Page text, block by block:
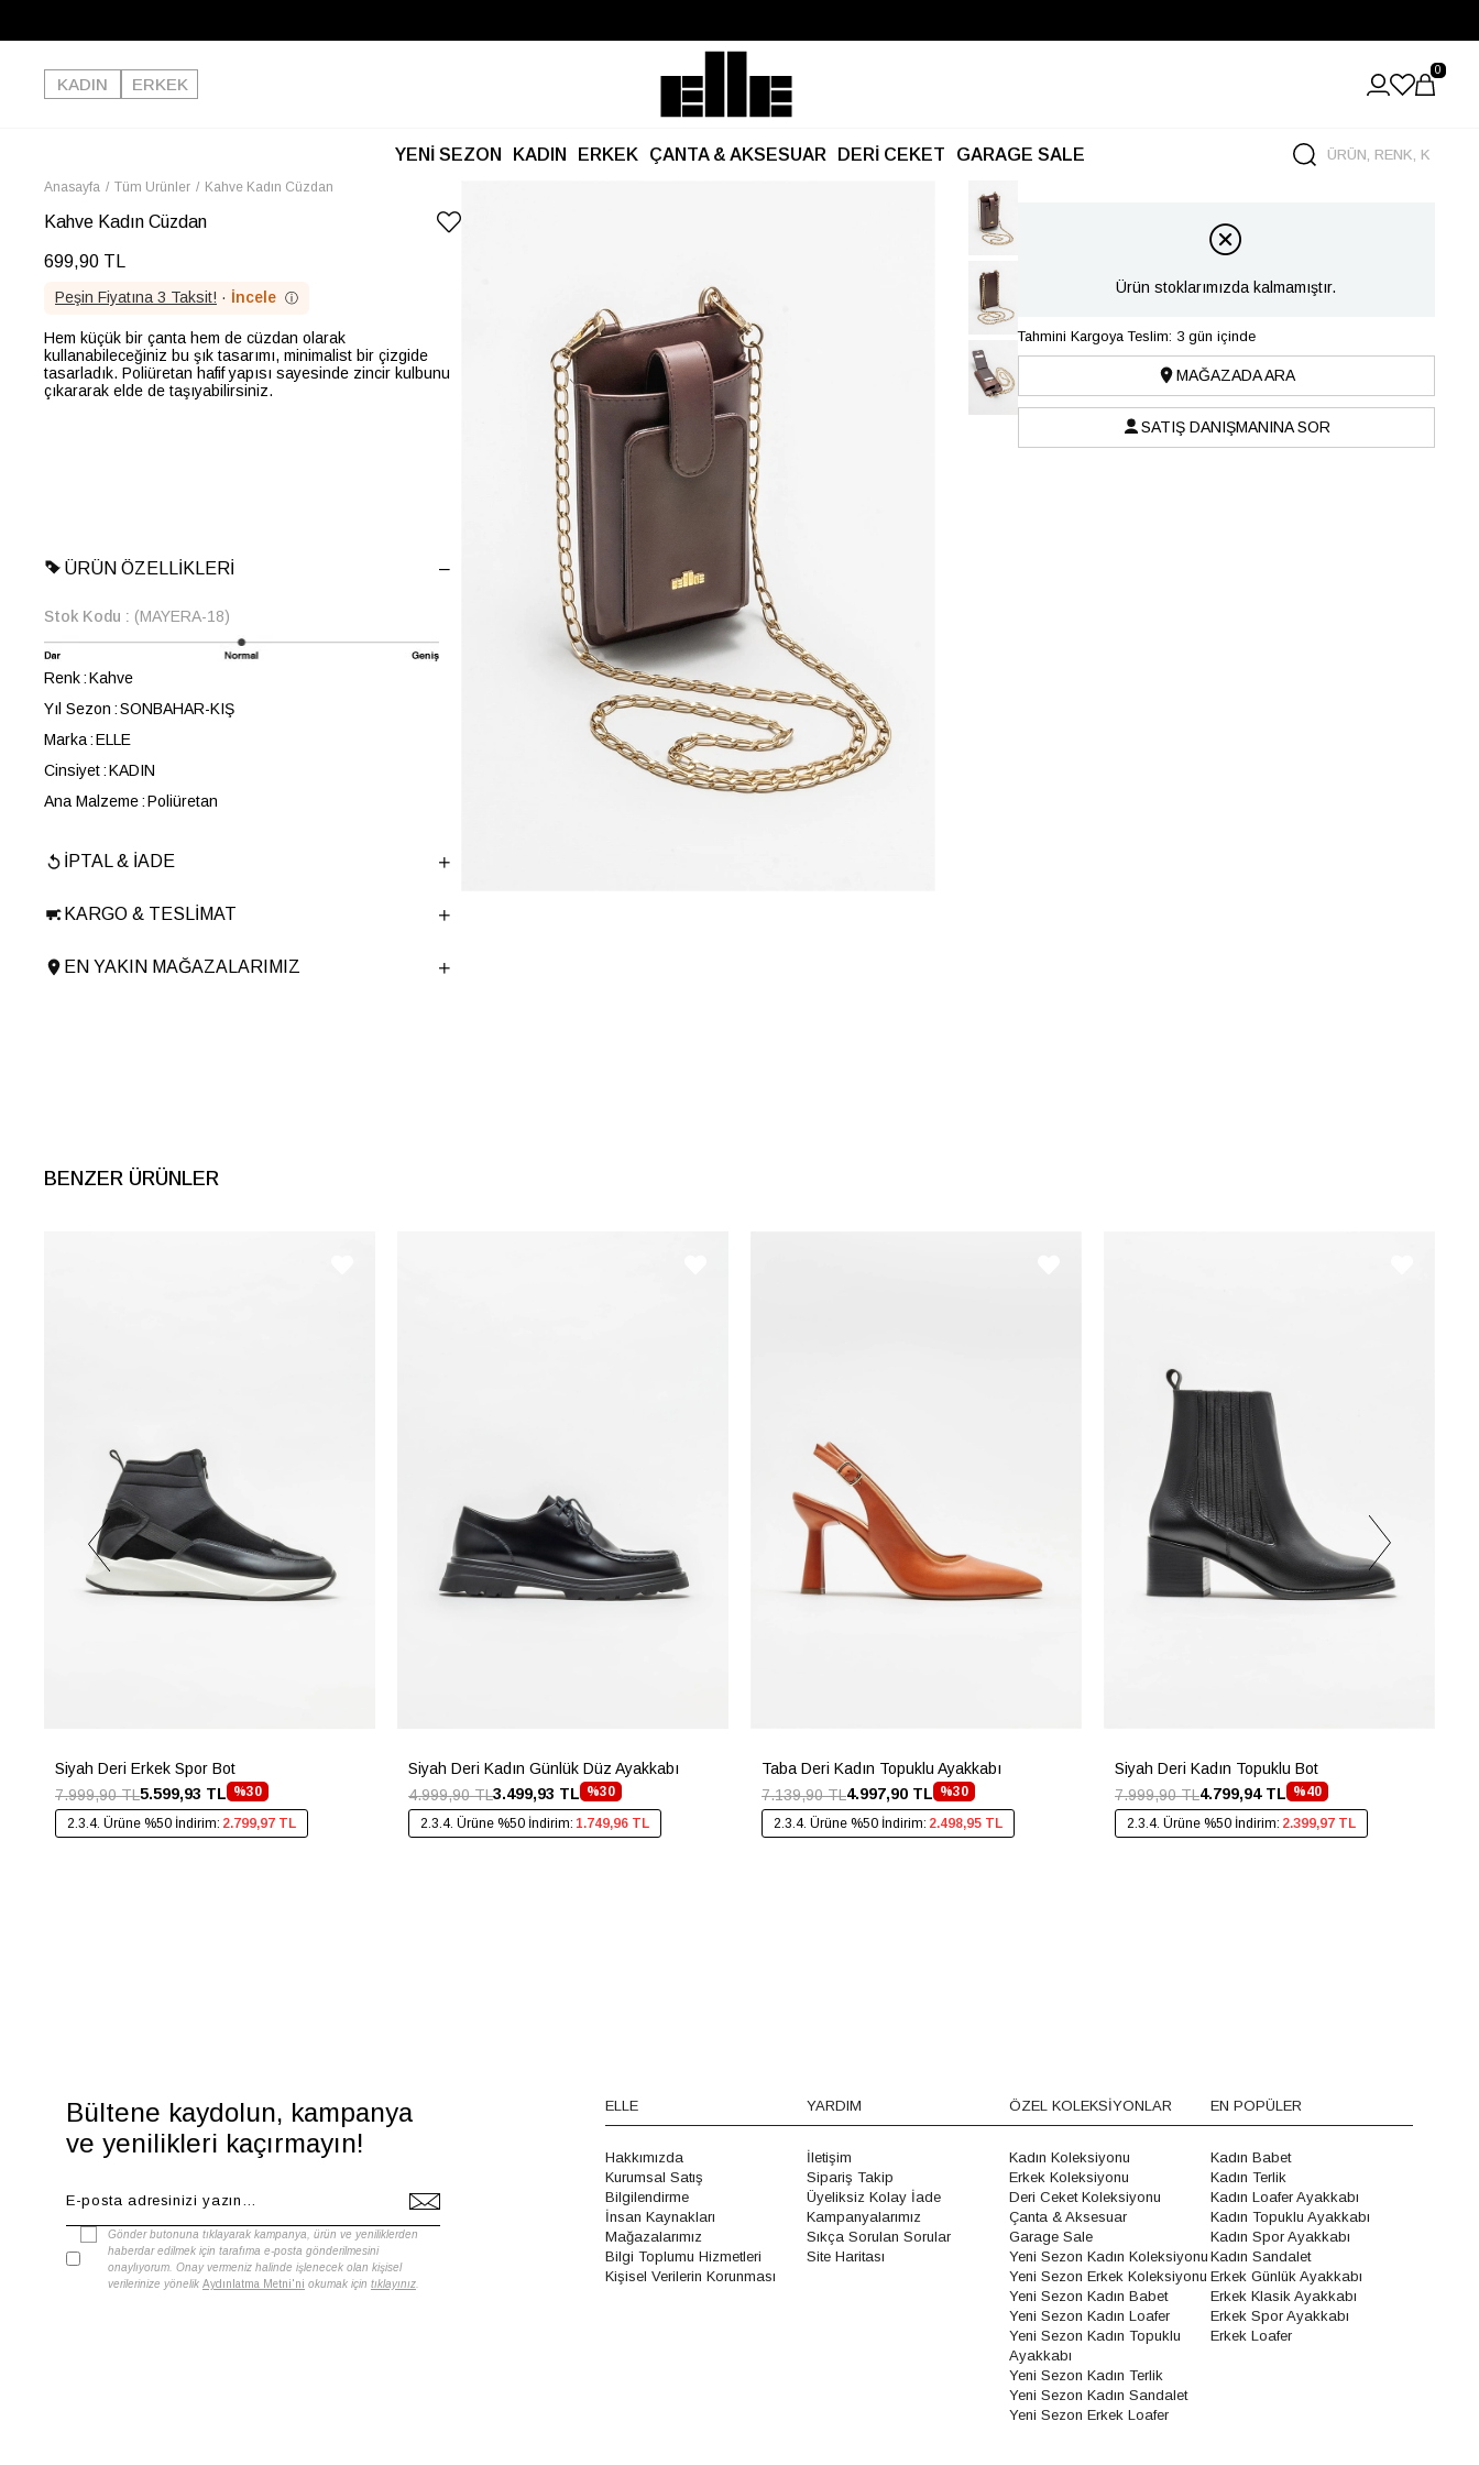
Kargo Ücretsiz!
KADIN
ERKEK
0
YENİ SEZON KADIN ERKEK ÇANTA & AKSESUAR DERİ CEKET GARAGE SALE
Anasayfa Tüm Ürünler Kahve Kadın Cüzdan
Kahve Kadın Cüzdan
699,90 TL
Peşin Fiyatına 3 Taksit! · İncele ⓘ
Hem küçük bir çanta hem de cüzdan olarak
kullanabileceğiniz bu şık tasarımı, minimalist bir çizgide
tasarladık. Poliüretan hafif yapısı sayesinde zincir kulbunu
çıkararak elde de taşıyabilirsiniz.
ÜRÜN ÖZELLIKLERI
Stok Kodu (MAYERA-18)
Renk Kahve
Yıl Sezon SONBAHAR-KIŞ
Marka ELLE
Cinsiyet KADIN
Ana Malzeme Poliüretan
En
19 cm
Derinlik
2 cm
Ürün Cinsi
İPTAL & İADE
KARGO & TESLIMAT
EN YAKIN MAĞAZALARIMIZ
Ürün stoklarımızda kalmamıştır.
Tahmini Kargoya Teslim: 3 gün içinde
MAĞAZADA ARA
SATIŞ DANIŞMANINA SOR
BENZER ÜRÜNLER
Siyah Deri Erkek Spor Bot
%30
5.599,93 TL
7.999,90 TL
2.3.4. Ürüne %50 İndirim: 2.799,97 TL
Siyah Deri Kadın Günlük Düz Ayakkabı
%30
3.499,93 TL
4.999,90 TL
2.3.4. Ürüne %50 İndirim: 1.749,96 TL
Taba Deri Kadın Topuklu Ayakkabı
%30
4.997,90 TL
7.139,90 TL
2.3.4. Ürüne %50 İndirim: 2.498,95 TL
Siyah Deri Kadın Topuklu Bot
%40
4.799,94 TL
7.999,90 TL
2.3.4. Ürüne %50 İndirim: 2.399,97 TL
Bültene kaydolun, kampanya
ve yenilikleri kaçırmayın!
Gönder butonuna tıklayarak kampanya, ürün ve yeniliklerden
haberdar edilmek için tarafıma e-posta gönderilmesini
onaylıyorum. Onay vermeniz halinde işlenecek olan kişisel
verilerinize yönelik Aydınlatma Metni'ni okumak için tıklayınız
ELLE
Hakkımızda
Kurumsal Satış
Bilgilendirme
İnsan Kaynakları
Mağazalarımız
Bilgi Toplumu Hizmetleri
Kişisel Verilerin Korunması
YARDIM
İletişim
Sipariş Takip
Üyeliksiz Kolay İade
Kampanyalarımız
Sıkça Sorulan Sorular
Site Haritası
ÖZEL KOLEKSİYONLAR
Kadın Koleksiyonu
Erkek Koleksiyonu
Deri Ceket Koleksiyonu
Çanta & Aksesuar
Garage Sale
Yeni Sezon Kadın Koleksiyonu
Yeni Sezon Erkek Koleksiyonu
Yeni Sezon Kadın Babet
Yeni Sezon Kadın Loafer
Yeni Sezon Kadın Topuklu
Ayakkabı
Yeni Sezon Kadın Terlik
Yeni Sezon Kadın Sandalet
Yeni Sezon Erkek Loafer
EN POPÜLER
Kadın Babet
Kadın Terlik
Kadın Loafer Ayakkabı
Kadın Topuklu Ayakkabı
Kadın Spor Ayakkabı
Kadın Sandalet
Erkek Günlük Ayakkabı
Erkek Klasik Ayakkabı
Erkek Spor Ayakkabı
Erkek Loafer